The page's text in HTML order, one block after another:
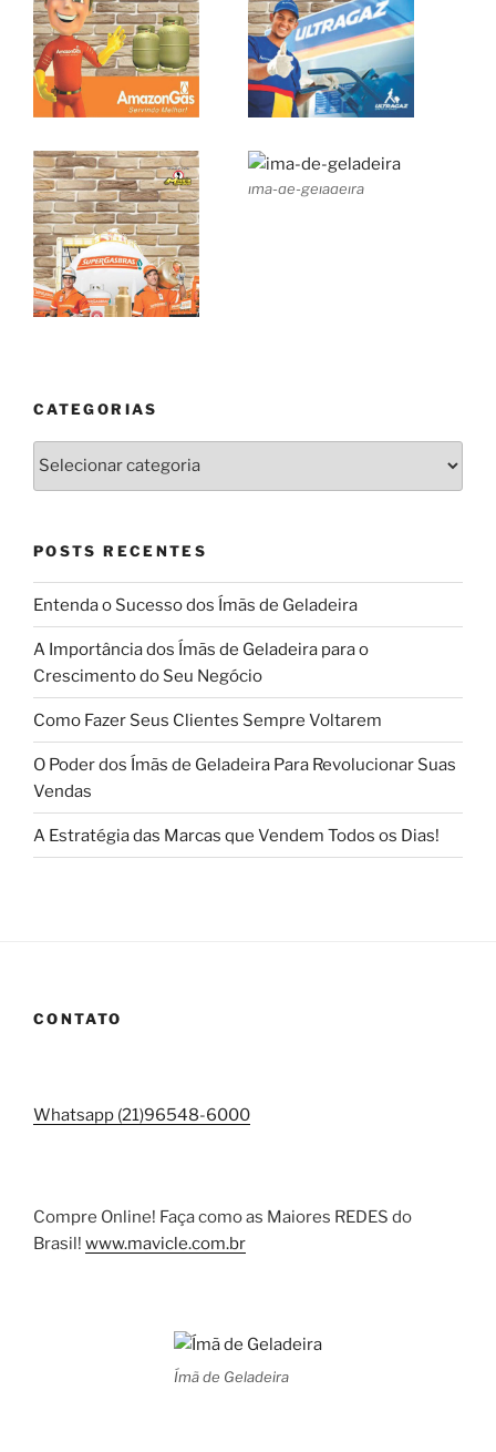
ima-de-geladeira
CATEGORIAS
Categorias
POSTS RECENTES
Entenda o Sucesso dos Ímãs de Geladeira
A Importância dos Ímãs de Geladeira para o
Crescimento do Seu Negócio
Como Fazer Seus Clientes Sempre Voltarem
O Poder dos Ímãs de Geladeira Para Revolucionar Suas
Vendas
A Estratégia das Marcas que Vendem Todos os Dias!
CONTATO
Whatsapp (21)96548-6000
Compre Online! Faça como as Maiores REDES do
Brasil! www.mavicle.com.br
Ímã de Geladeira